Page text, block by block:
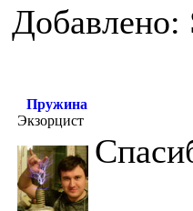
Добавлено:
Пружина
Экзорцист